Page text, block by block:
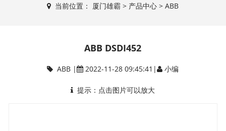
当前位置： 厦门雄霸 > 产品中心 >ABB
ABB DSDI452
ABB | 2022-11-28 09:45:41| 小编
提示：点击图片可以放大